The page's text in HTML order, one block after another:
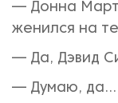
— Донна
женился на
— Да, Дэвид
— Думаю, да…